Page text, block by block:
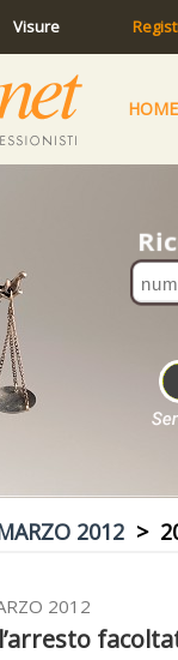
Visure
HOME
2012 >
2012